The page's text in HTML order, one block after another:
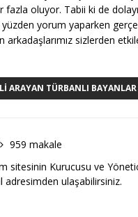
oluyor. Tabii ki de
yorum yaparken
sizlerden
ARAYAN TÜRBANLI
959 makale
sitesinin Kurucusu ve
ulaşabilirsiniz.